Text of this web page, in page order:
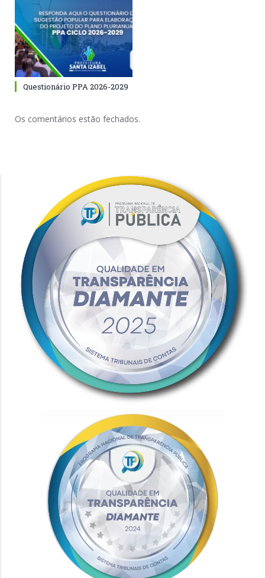
Questionário PPA 2026-2029
Os comentários estão fechados.